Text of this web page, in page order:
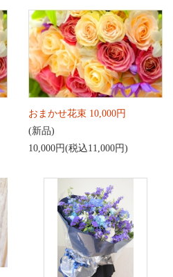
おまかせ花束 10,000円
(新品)
10,000円(税込11,000円)